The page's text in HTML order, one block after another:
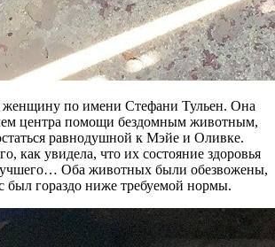
женщину по имени Стефани Тульен. Она
центра помощи бездомным животным,
равнодушной к Мэйе и Оливке.
как увидела, что их состояние здоровья
Оба животных были обезвожены,
был гораздо ниже требуемой нормы.